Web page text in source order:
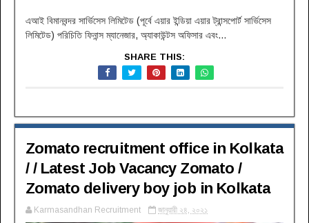
এআই বিমানবন্দর সার্ভিসেস লিমিটেড (পূর্বে এয়ার ইন্ডিয়া এয়ার ট্রান্সপোর্ট সার্ভিসেস
লিমিটেড) পরিচিতি ফিনান্স ম্যানেজার, অ্যাকাউন্টস অফিসার এবং...
SHARE THIS:
Zomato recruitment office in Kolkata
/ / Latest Job Vacancy Zomato /
Zomato delivery boy job in Kolkata
Karmasandhan Recruitment জানুয়ারী ২৪, ২০২১